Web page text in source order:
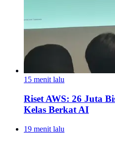
15 menit lalu
Riset AWS: 26 Juta
Kelas Berkat AI
19 menit lalu